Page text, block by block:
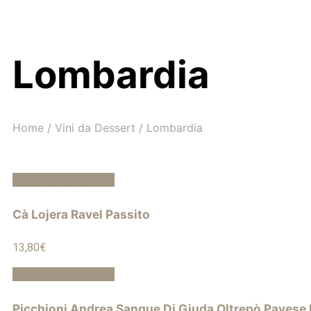
Lombardia
Home / Vini da Dessert / Lombardia
Cà Lojera Ravel Passito
13,80€